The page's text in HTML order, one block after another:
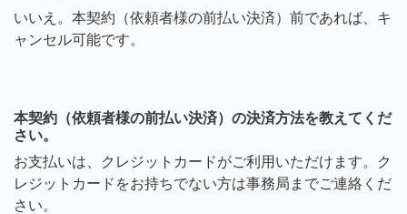
いいえ。本契約（依頼者様の前払い決済）前であれば、キ
ャンセル可能です。
本契約（依頼者様の前払い決済）の決済方法を教えてくだ
さい。
お支払いは、クレジットカードがご利用いただけます。ク
レジットカードをお持ちでない方は事務局までご連絡くだ
さい。